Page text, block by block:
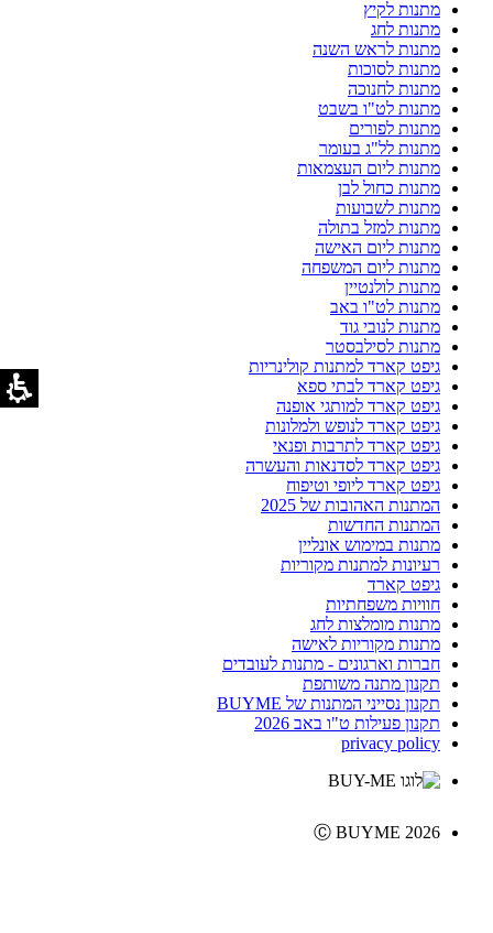
מתנות לקיץ
מתנות לחג
מתנות לראש השנה
מתנות לסוכות
מתנות לחנוכה
מתנות לט"ו בשבט
מתנות לפורים
מתנות לל"ג בעומר
מתנות ליום העצמאות
מתנות כחול לבן
מתנות לשבועות
מתנות למזל בתולה
מתנות ליום האישה
מתנות ליום המשפחה
מתנות לולנטיין
מתנות לט"ו באב
מתנות לנובי גוד
מתנות לסילבסטר
גיפט קארד למתנות קולינריות
גיפט קארד לבתי ספא
גיפט קארד למותגי אופנה
גיפט קארד לנופש ולמלונות
גיפט קארד לתרבות ופנאי
גיפט קארד לסדנאות והעשרה
גיפט קארד ליופי וטיפוח
המתנות האהובות של 2025
המתנות החדשות
מתנות במימוש אונליין
רעיונות למתנות מקוריות
גיפט קארד
חוויות משפחתיות
מתנות מומלצות לחג
מתנות מקוריות לאישה
חברות וארגונים - מתנות לעובדים
תקנון מתנה משותפת
תקנון נסייני המתנות של BUYME
תקנון פעילות ט"ו באב 2026
privacy policy
Ⓒ BUYME 2026